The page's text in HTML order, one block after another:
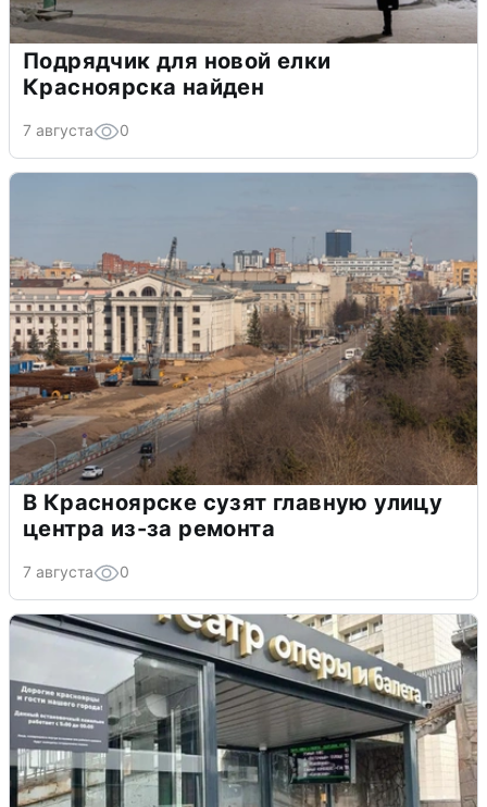
Подрядчик для новой елки
Красноярска найден
7 августа 0
В Красноярске сузят главную улицу
центра из-за ремонта
7 августа 0